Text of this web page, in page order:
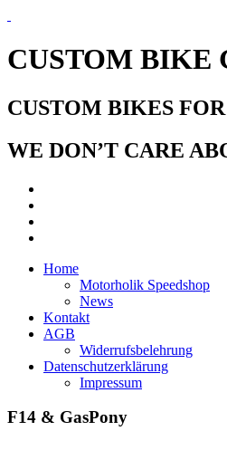
CUSTOM BIKE
CUSTOM BIKES
WE DON’T CARE
Home
Motorholik Speedshop
News
Kontakt
AGB
Widerrufsbelehrung
Datenschutzerklärung
Impressum
F14 & GasPony